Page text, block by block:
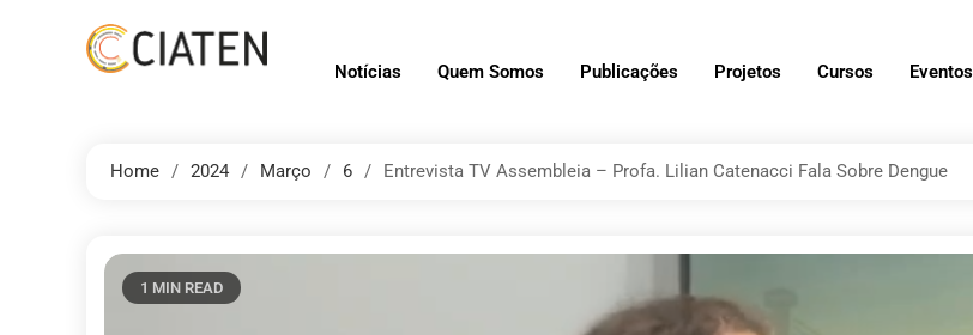
Notícias Quem Somos Publicações Projetos Cursos Eventos
Home 2024 Março 6 Entrevista TV Assembleia – Profa. Lilian Catenacci Fala Sobre Dengue
1 MIN READ